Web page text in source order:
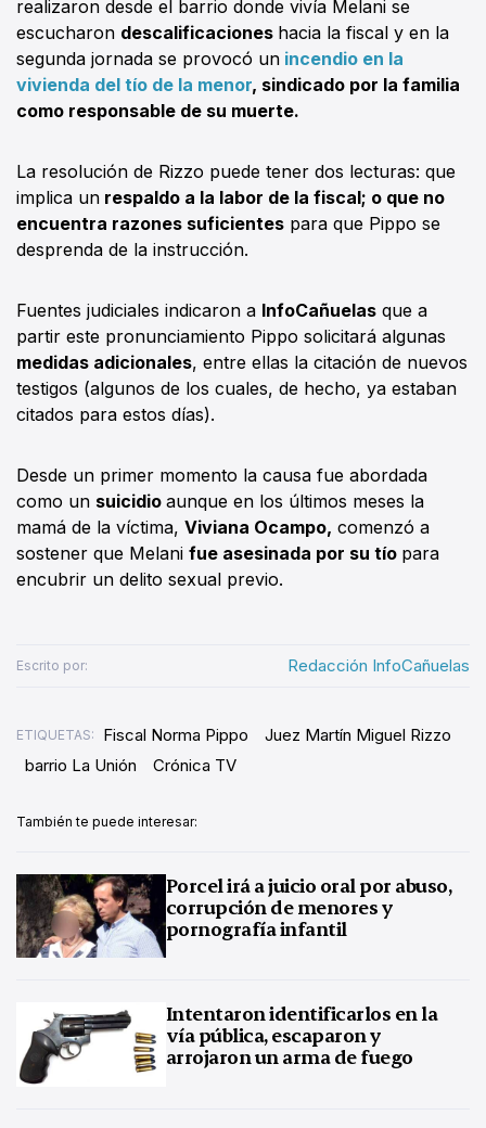
realizaron desde el barrio donde vivía Melani se
escucharon descalificaciones hacia la fiscal y en la
segunda jornada se provocó un incendio en la
vivienda del tío de la menor, sindicado por la familia
como responsable de su muerte.
La resolución de Rizzo puede tener dos lecturas: que
implica un respaldo a la labor de la fiscal; o que no
encuentra razones suficientes para que Pippo se
desprenda de la instrucción.
Fuentes judiciales indicaron a InfoCañuelas que a
partir este pronunciamiento Pippo solicitará algunas
medidas adicionales, entre ellas la citación de nuevos
testigos (algunos de los cuales, de hecho, ya estaban
citados para estos días).
Desde un primer momento la causa fue abordada
como un suicidio aunque en los últimos meses la
mamá de la víctima, Viviana Ocampo, comenzó a
sostener que Melani fue asesinada por su tío para
encubrir un delito sexual previo.
Escrito por: Redacción InfoCañuelas
ETIQUETAS: Fiscal Norma Pippo
Juez Martín Miguel Rizzo
barrio La Unión
Crónica TV
También te puede interesar:
Porcel irá a juicio oral por abuso,
corrupción de menores y
pornografía infantil
Intentaron identificarlos en la
vía pública, escaparon y
arrojaron un arma de fuego